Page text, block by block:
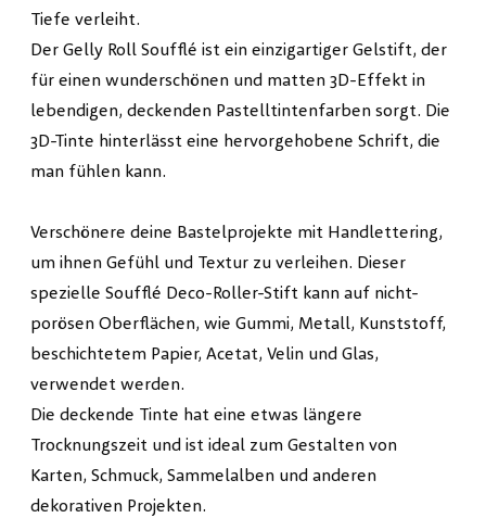
Tiefe verleiht.
Der Gelly Roll Soufflé ist ein einzigartiger Gelstift, der
für einen wunderschönen und matten 3D-Effekt in
lebendigen, deckenden Pastelltintenfarben sorgt. Die
3D-Tinte hinterlässt eine hervorgehobene Schrift, die
man fühlen kann.
Verschönere deine Bastelprojekte mit Handlettering,
um ihnen Gefühl und Textur zu verleihen. Dieser
spezielle Soufflé Deco-Roller-Stift kann auf nicht-
porösen Oberflächen, wie Gummi, Metall, Kunststoff,
beschichtetem Papier, Acetat, Velin und Glas,
verwendet werden.
Die deckende Tinte hat eine etwas längere
Trocknungszeit und ist ideal zum Gestalten von
Karten, Schmuck, Sammelalben und anderen
dekorativen Projekten.